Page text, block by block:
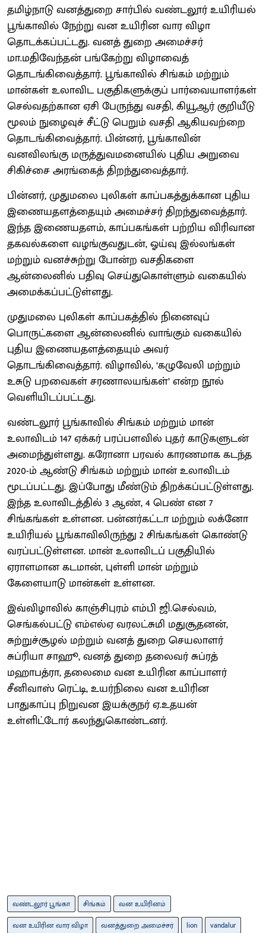
தமிழ்நாடு வனத்துறை சார்பில் வண்டலூர் உயிரியல்
பூங்காவில் நேற்று வன உயிரின வார விழா
தொடக்கப்பட்டது. வனத் துறை அமைச்சர்
மா.மதிவேந்தன் பங்கேற்று விழாவைத்
தொடங்கிவைத்தார். பூங்காவில் சிங்கம் மற்றும்
மான்கள் உலாவிட பகுதிகளுக்குப் பார்வையாளர்கள்
செல்வதற்கான ஏசி பேருந்து வசதி, கியூஆர் குறியீடு
மூலம் நுழைவுச் சீட்டு பெறும் வசதி ஆகியவற்றை
தொடங்கிவைத்தார். பின்னர், பூங்காவின்
வனவிலங்கு மருத்துவமனையில் புதிய அறுவை
சிகிச்சை அரங்கைத் திறந்துவைத்தார்.
பின்னர், முதுமலை புலிகள் காப்பகத்துக்கான புதிய
இணையதளத்தையும் அமைச்சர் திறந்துவைத்தார்.
இந்த இணையதளம், காப்பகங்கள் பற்றிய விரிவான
தகவல்களை வழங்குவதுடன், ஓய்வு இல்லங்கள்
மற்றும் வனச்சுற்று போன்ற வசதிகளை
ஆன்லைனில் பதிவு செய்துகொள்ளும் வகையில்
அமைக்கப்பட்டுள்ளது.
முதுமலை புலிகள் காப்பகத்தில் நினைவுப்
பொருட்களை ஆன்லைனில் வாங்கும் வகையில்
புதிய இணையதளத்தையும் அவர்
தொடங்கிவைத்தார். விழாவில், ‘கழுவேலி மற்றும்
உசுடு பறவைகள் சரணாலயங்கள்’ என்ற நூல்
வெளியிடப்பட்டது.
வண்டலூர் பூங்காவில் சிங்கம் மற்றும் மான்
உலாவிடம் 147 ஏக்கர் பரப்பளவில் புதர் காடுகளுடன்
அமைந்துள்ளது. கரோனா பரவல் காரணமாக கடந்த
2020-ம் ஆண்டு சிங்கம் மற்றும் மான் உலாவிடம்
மூடப்பட்டது. இப்போது மீண்டும் திறக்கப்பட்டுள்ளது.
இந்த உலாவிடத்தில் 3 ஆண், 4 பெண் என 7
சிங்கங்கள் உள்ளன. பன்னர்கட்டா மற்றும் லக்னோ
உயிரியல் பூங்காவிலிருந்து 2 சிங்கங்கள் கொண்டு
வரப்பட்டுள்ளன. மான் உலாவிடப் பகுதியில்
ஏராளமான கடமான், புள்ளி மான் மற்றும்
கேளையாடு மான்கள் உள்ளன.
இவ்விழாவில் காஞ்சிபுரம் எம்பி ஜி.செல்வம்,
செங்கல்பட்டு எம்எல்ஏ வரலட்சுமி மதுசூதனன்,
சுற்றுச்சூழல் மற்றும் வனத் துறை செயலாளர்
சுப்ரியா சாஹூ, வனத் துறை தலைவர் சுப்ரத்
மஹாபத்ரா, தலைமை வன உயிரின காப்பாளர்
சீனிவாஸ் ரெட்டி, உயர்நிலை வன உயிரின
பாதுகாப்பு நிறுவன இயக்குநர் ஏ.உதயன்
உள்ளிட்டோர் கலந்துகொண்டனர்.
வண்டலூர் பூங்கா சிங்கம்
வன உயிரினம்
வன உயிரின வார விழா
வனத்துறை அமைச்சர் lion vandalur